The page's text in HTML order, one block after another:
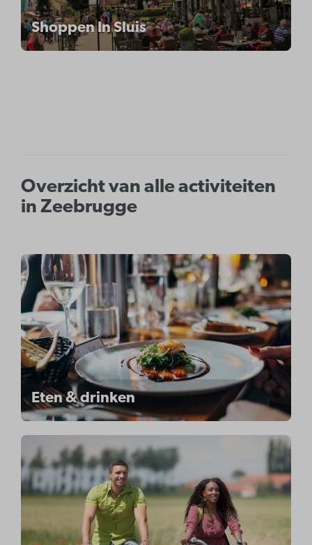
Shoppen In Sluis
Overzicht van alle activiteiten
in Zeebrugge
Eten & drinken